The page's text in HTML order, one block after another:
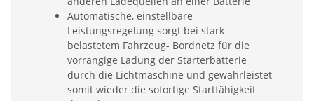
Automatische, einstellbare
Leistungsregelung sorgt bei stark
belastetem Fahrzeug- Bordnetz für die
vorrangige Ladung der Starterbatterie
durch die Lichtmaschine und gewährleistet
somit wieder die sofortige Startfähigkeit